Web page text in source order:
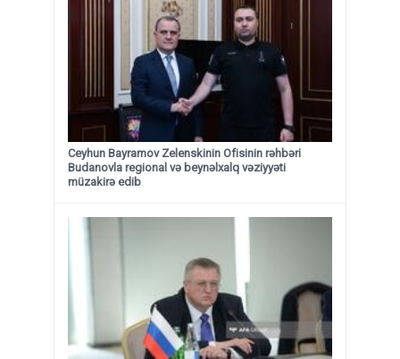
Ceyhun Bayramov Zelenskinin Ofisinin rəhbəri
Budanovla regional və beynəlxalq vəziyyəti
müzakirə edib